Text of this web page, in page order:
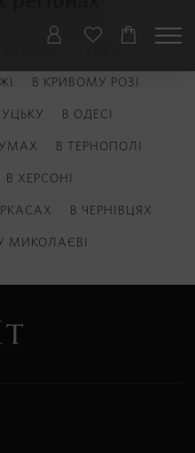
В КРИВОМУ РОЗІ
В ОДЕСІ
В ТЕРНОПОЛІ
В ХЕРСОНІ
В ЧЕРНІВЦЯХ
МИКОЛАЄВІ